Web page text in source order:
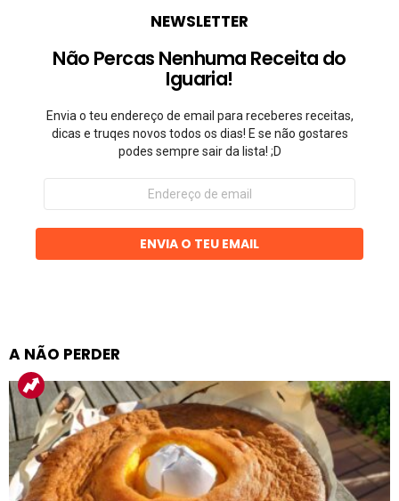
NEWSLETTER
Não Percas Nenhuma Receita do
Iguaria!
Envia o teu endereço de email para receberes receitas,
dicas e truqes novos todos os dias! E se não gostares
podes sempre sair da lista! ;D
Endereço
email
ENVIA O TEU EMAIL
A NÃO PERDER